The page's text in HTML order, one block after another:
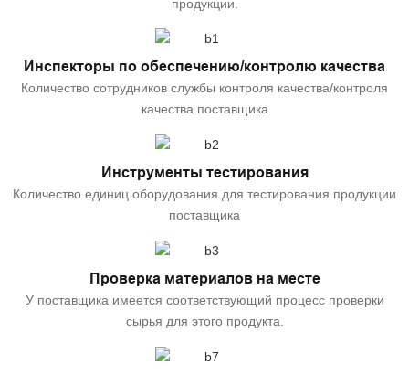
продукции.
Инспекторы по обеспечению/контролю качества
Количество сотрудников службы контроля качества/контроля
качества поставщика
Инструменты тестирования
Количество единиц оборудования для тестирования продукции
поставщика
Проверка материалов на месте
У поставщика имеется соответствующий процесс проверки
сырья для этого продукта.